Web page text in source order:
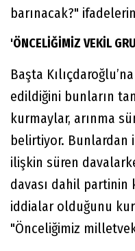
barınacak?"
'ÖNCELİĞİMİZ VEKİL
Başta
edildiğini bunların
kurmaylar, arınma
belirtiyor. Bunlardan
ilişkin süren
davası dahil
iddialar olduğunu
"Önceliğimiz